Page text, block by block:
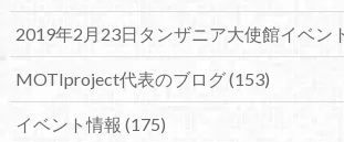
2019年2月23日タンザニア大使館イベン
MOTIproject代表のブログ(153)
イベント情報 (175)